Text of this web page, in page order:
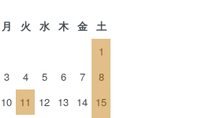
月 火 水 木 金
土
1
3 4 5 6 7
8
10 11 12 13 14 15